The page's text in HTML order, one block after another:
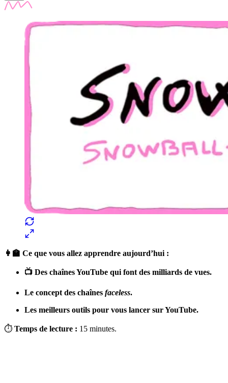
👩‍🏫 Ce que vous allez apprendre aujourd’hui :
📺 Des chaînes YouTube qui font des milliards de vues.
Le concept des chaînes faceless.
Les meilleurs outils pour vous lancer sur YouTube.
⏱ Temps de lecture : 15 minutes.